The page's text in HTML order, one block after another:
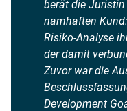
berät die
namhaften
Risiko-Analyse
der damit
Zuvor war die
Development